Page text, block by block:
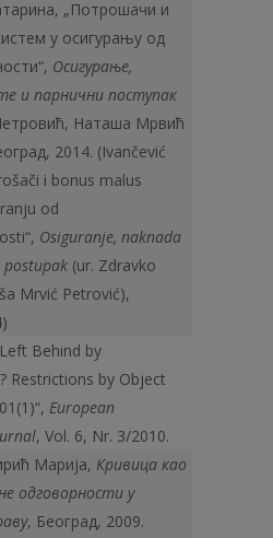
„Потрошачи и
у осигурању од
Осигурање,
и парнични поступак
Наташа Мрвић
2014. (Ivančević
i bonus malus
od
Osiguranje, naknada
(ur. Zdravko
Mrvić Petrović),
Behind by
Restrictions by Object
European
, Vol. 6, Nr. 3/2010.
Марија, Кривица као
одговорности у
, Београд, 2009.